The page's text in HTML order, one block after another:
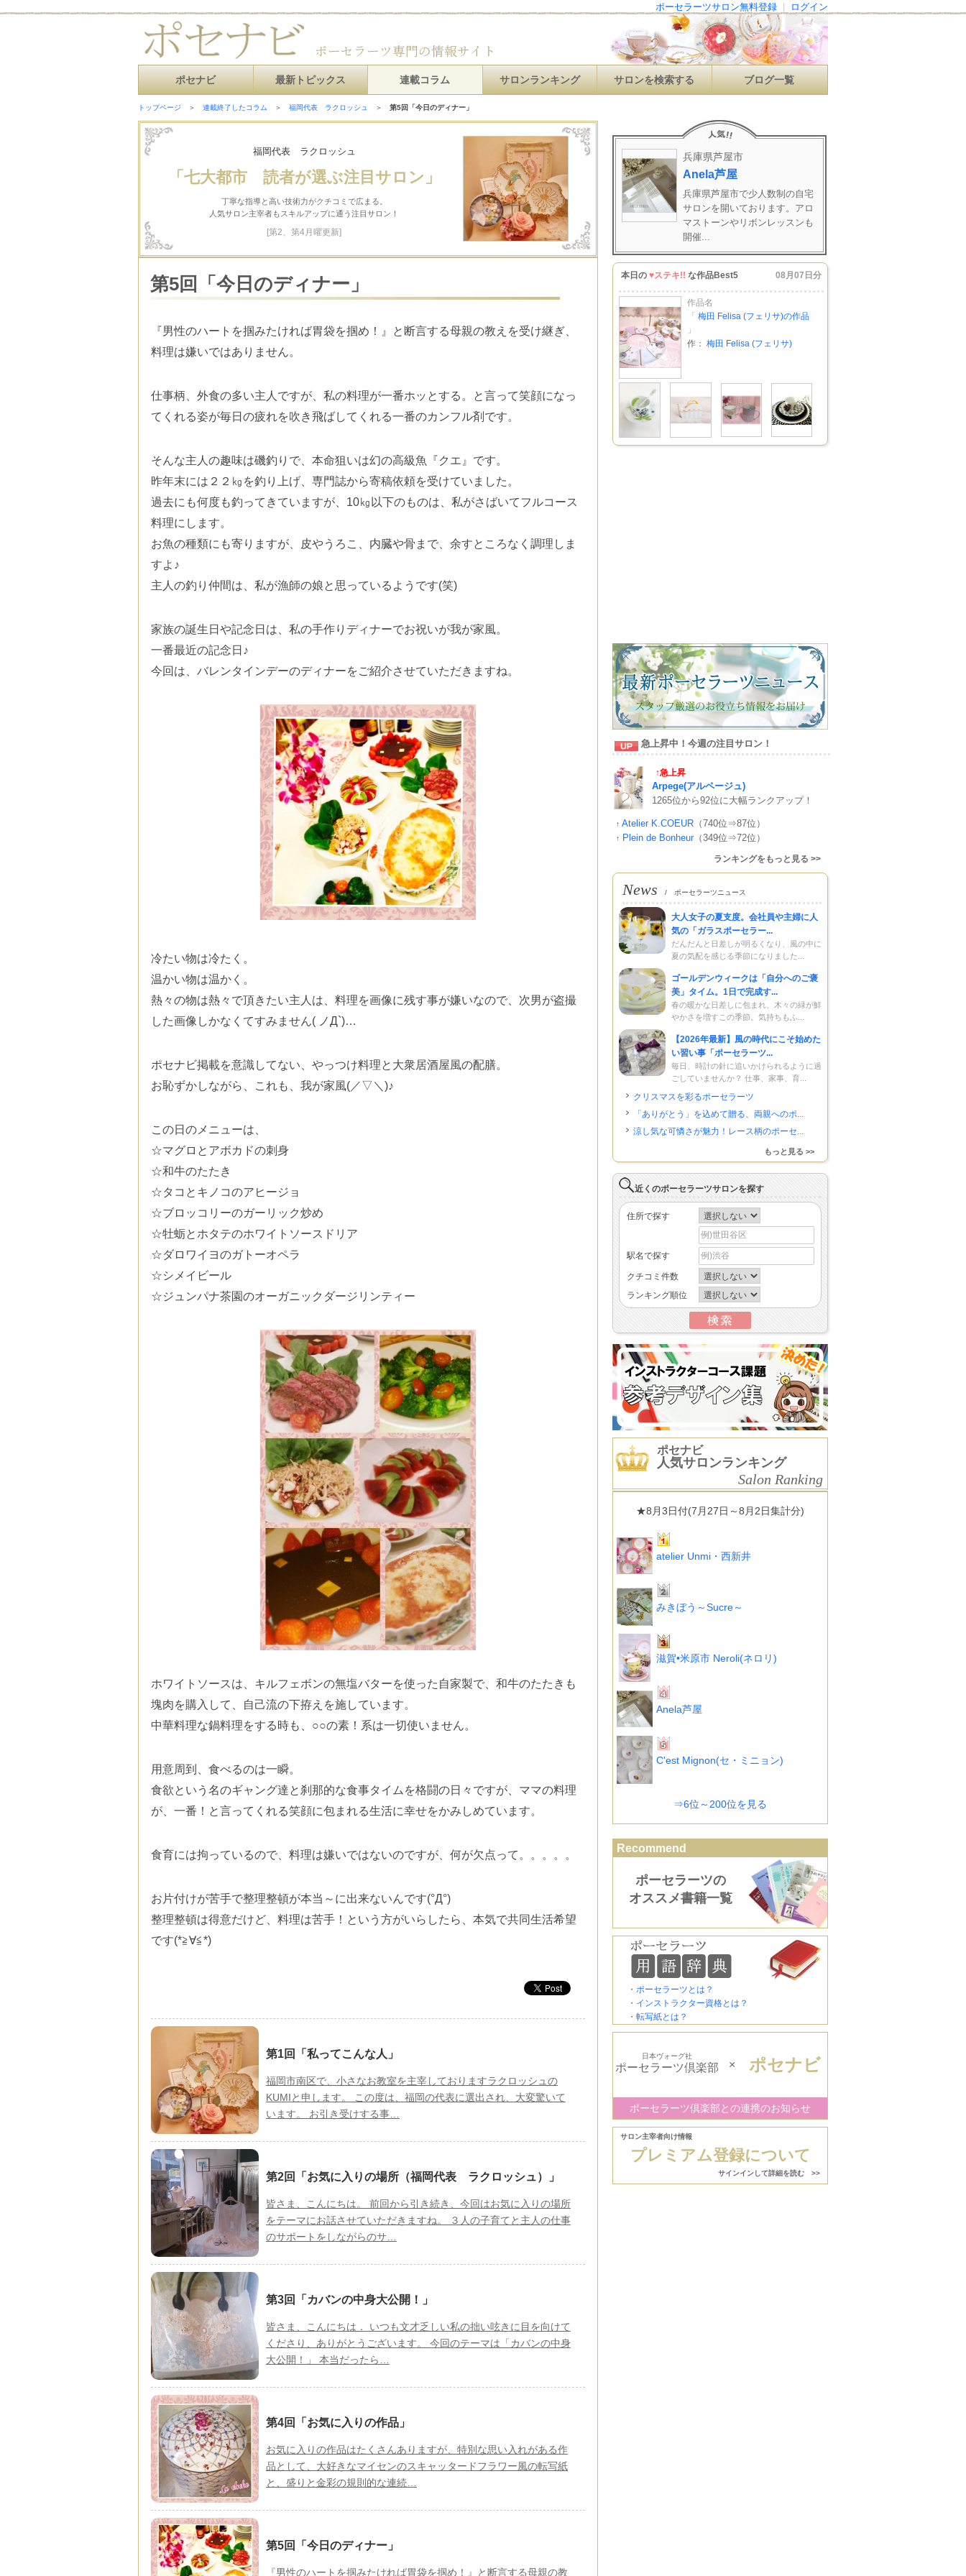
ログイン
ポーセラーツサロン無料登録
ポセナビ 最新トピックス 連載コラム サロンランキング サロンを検索する ブログ一覧
トップページ ＞ 連載終了したコラム ＞ 福岡代表 ラクロッシュ ＞ 第5回「今日のディナー」
福岡代表 ラクロッシュ
「七大都市 読者が選ぶ注目サロン」
丁寧な指導と高い技術力がクチコミで広まる。
人気サロン主宰者もスキルアップに通う注目サロン！
[第2、第4月曜更新]
第5回「今日のディナー」
『男性のハートを掴みたければ胃袋を掴め！』と断言する母親の教えを受け継ぎ、
料理は嫌いではありません。
仕事柄、外食の多い主人ですが、私の料理が一番ホッとする。
と言って笑顔になっ
てくれる姿が毎日の疲れを吹き飛ばしてくれる一番のカンフル剤です。
そんな主人の趣味は磯釣りで、本命狙いは幻の高級魚『クエ』 です。
昨年末には２２㎏を釣り上げ、 専門誌から寄稿依頼を受けていました。
過去にも何度も釣ってきていますが、10㎏以下のものは、 私がさばいてフルコース
料理にします。
お魚の種類にも寄りますが、皮やうろこ、内臓や骨まで、 余すところなく調理しま
すよ♪
主人の釣り仲間は、私が漁師の娘と思っているようです(笑)
家族の誕生日や記念日は、 私の手作りディナーでお祝いが我が家風。
一番最近の記念日♪
今回は、 バレンタインデーのディナーをご紹介させていただきますね。
冷たい物は冷たく。
温かい物は温かく。
熱々の物は熱々で頂きたい主人は、 料理を画像に残す事が嫌いなので、 次男が盗撮
した画像しかなくてすみません( ノД`)…
ポセナビ掲載を意識してない、 やっつけ料理と大衆居酒屋風の配膳。
お恥ずかしながら、これも、我が家風(／▽＼)♪
この日のメニューは、
☆マグロとアボカドの刺身
☆和牛のたたき
☆タコとキノコのアヒージョ
☆ブロッコリーのガーリック炒め
☆牡蛎とホタテのホワイトソースドリア
☆ダロワイヨのガトーオペラ
☆シメイビール
☆ジュンパナ茶園のオーガニックダージリンティー
ホワイトソースは、キルフェボンの無塩バターを使った自家製で、 和牛のたたきも
塊肉を購入して、自己流の下拵えを施しています。
中華料理な鍋料理をする時も、○○の素！系は一切使いません。
用意周到、食べるのは一瞬。
食欲という名のギャング達と刹那的な食事タイムを格闘の日々ですが、ママの料理
が、一番！ と言ってくれる笑顔に包まれる生活に幸せをかみしめています。
食育には拘っているので、料理は嫌いではないのですが、 何が欠点って。。。。。
お片付けが苦手で整理整頓が本当～に出来ないんです(°Д°)
整理整頓は得意だけど、料理は苦手！という方がいらしたら、 本気で共同生活希望
です(*≧∀≦*)
第1回「私ってこんな人」
福岡市南区で、小さなお教室を主宰しておりますラクロッシュの
KUMIと申します。 この度は、福岡の代表に選出され、大変驚いて
います。 お引き受けする事…
第2回「お気に入りの場所（福岡代表 ラクロッシュ）」
皆さま、こんにちは。 前回から引き続き、今回はお気に入りの場所
をテーマにお話させていただきますね。 ３人の子育てと主人の仕事
のサポートをしながらのサ…
第3回「カバンの中身大公開！」
皆さま、こんにちは． いつも文才乏しい私の拙い呟きに目を向けて
くださり、ありがとうございます。 今回のテーマは「カバンの中身
大公開！」 本当だったら…
第4回「お気に入りの作品」
お気に入りの作品はたくさんありますが、特別な思い入れがある作
品として、大好きなマイセンのスキャッタードフラワー風の転写紙
と、盛りと金彩の規則的な連続…
第5回「今日のディナー」
『男性のハートを掴みたければ胃袋を掴め！』と断言する母親の教
兵庫県芦屋市
Anela芦屋
兵庫県芦屋市で少人数制の自宅
サロンを開いております。アロ
マストーンやリボンレッスンも
開催...
本日の ♥ステキ!! な作品Best5 08月07日分
作品名
「 梅田 Felisa (フェリサ)の作品
」
作： 梅田 Felisa (フェリサ)
急上昇中！今週の注目サロン！
↑急上昇
Arpege(アルページュ)
1265位から92位に大幅ランクアップ！
↑ Atelier K.COEUR （740位⇒87位）
↑ Plein de Bonheur（349位⇒72位）
ランキングをもっと見る >>
News / ポーセラーツニュース
大人女子の夏支度。会社員や主婦に人
気の「ガラスポーセラー...
だんだんと日差しが明るくなり、風の中に
夏の気配を感じる季節になりました...
ゴールデンウィークは「自分へのご褒
美」タイム。1日で完成す...
春の暖かな日差しに包まれ、木々の緑が鮮
やかさを増すこの季節。気持ちもふ...
【2026年最新】風の時代にこそ始めた
い習い事「ポーセラーツ...
毎日、時計の針に追いかけられるように過
ごしていませんか？ 仕事、家事、育...
クリスマスを彩るポーセラーツ
「ありがとう」を込めて贈る、両親へのポ...
涼し気な可憐さが魅力！レース柄のポーセ...
もっと見る >>
近くのポーセラーツサロンを探す
住所で探す
駅名で探す
クチコミ件数
ランキング順位
ポセナビ
人気サロンランキング
Salon Ranking
★8月3日付(7月27日～8月2日集計分)
atelier Unmi・西新井
みきぼう～Sucre～
滋賀•米原市 Neroli(ネロリ)
Anela芦屋
C'est Mignon(セ・ミニョン)
⇒6位～200位を見る
Recommend
ポーセラーツの
オススメ書籍一覧
・ ポーセラーツとは？
・ インストラクター資格とは？
・ 転写紙とは？
日本ヴォーグ社
ポーセラーツ倶楽部 × ポセナビ
ポーセラーツ倶楽部との連携のお知らせ
サロン主宰者向け情報
プレミアム登録について
サインインして詳細を読む >>